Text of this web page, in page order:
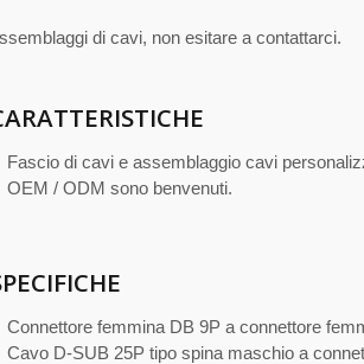
di cavi, non esitare a contattarci.
Fascio di cavi e assemblaggio cavi
OEM / ODM sono benvenuti.
Connettore femmina DB 9P a connettore
Cavo D-SUB 25P tipo spina maschio a